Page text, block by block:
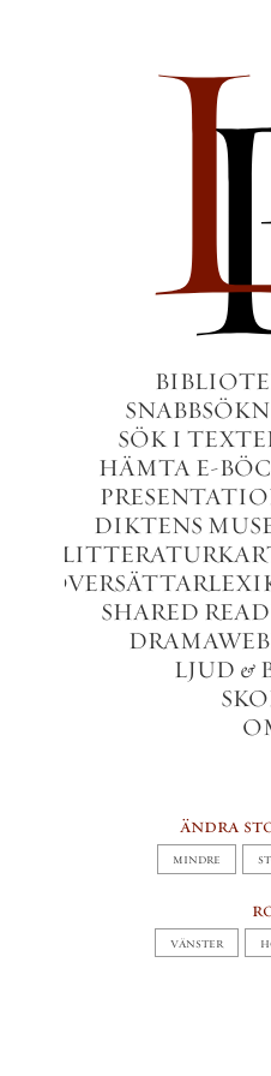
BIBLIOTEKET
SNABBSÖKNING
SÖK I TEXTERNA
HÄMTA E-BÖCKER
PRESENTATIONER
DIKTENS MUSEUM
SHARED READING
DRAMAWEBBEN
&BILD
SKOLAN
OM LB
ändra storlek
STÖRRE
HÖGER